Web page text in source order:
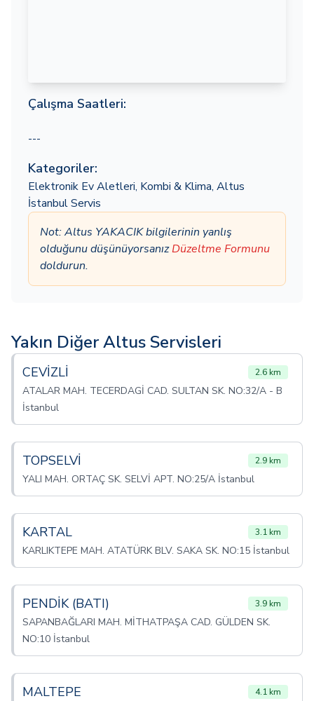
Çalışma Saatleri:
---
Kategoriler:
Elektronik Ev Aletleri, Kombi & Klima, Altus
İstanbul Servis
Not: Altus YAKACIK bilgilerinin yanlış
olduğunu düşünüyorsanızDüzeltme Formunu
doldurun.
Yakın Diğer Altus Servisleri
CEVİZLİ 2.6 km
ATALAR MAH. TECERDAGİ CAD. SULTAN SK. NO:32/A - B
İstanbul
TOPSELVİ 2.9 km
YALI MAH. ORTAÇ SK. SELVİ APT. NO:25/A İstanbul
KARTAL 3.1 km
KARLIKTEPE MAH. ATATÜRK BLV. SAKA SK. NO:15 İstanbul
PENDİK (BATI) 3.9 km
SAPANBAĞLARI MAH. MİTHATPAŞA CAD. GÜLDEN SK.
NO:10 İstanbul
MALTEPE 4.1 km